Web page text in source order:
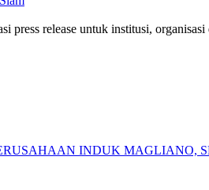
release untuk institusi,
INDUK